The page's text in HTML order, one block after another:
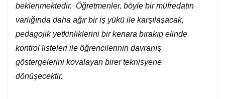
beklenmektedir. Öğretmenler, böyle bir müfredatın
varlığında daha ağır bir iş yükü ile karşılaşacak,
pedagojik yetkinliklerini bir kenara bırakıp elinde
kontrol listeleri ile öğrencilerinin davranış
göstergelerini kovalayan birer teknisyene
dönüşecektir.